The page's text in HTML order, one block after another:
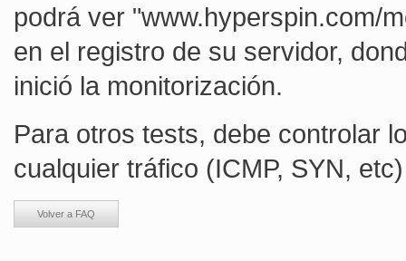
podrá ver "www.hyperspin.com/
en el registro de su servidor,
inició la monitorización.
Para otros tests, debe controlar
cualquier tráfico (ICMP, SYN,
Volver a FAQ